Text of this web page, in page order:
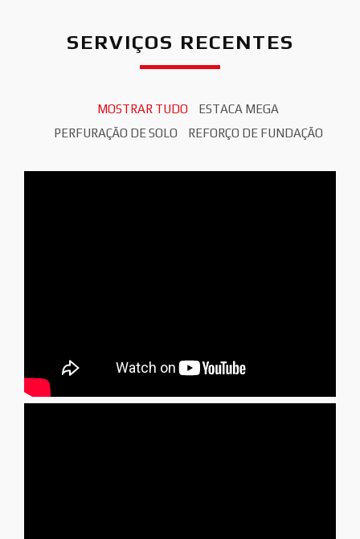
SERVIÇOS RECENTES
MOSTRAR TUDO
ESTACA MEGA
PERFURAÇÃO DE SOLO
REFORÇO DE FUNDAÇÃO